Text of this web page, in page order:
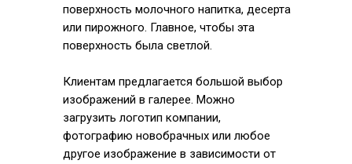
поверхность молочного напитка, десерта
или пирожного. Главное, чтобы эта
поверхность была светлой.
Клиентам предлагается большой выбор
изображений в галерее. Можно
загрузить логотип компании,
фотографию новобрачных или любое
другое изображение в зависимости от